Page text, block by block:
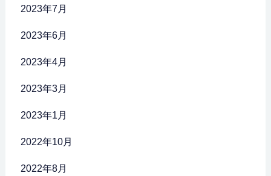
2023年7月
2023年6月
2023年4月
2023年3月
2023年1月
2022年10月
2022年8月